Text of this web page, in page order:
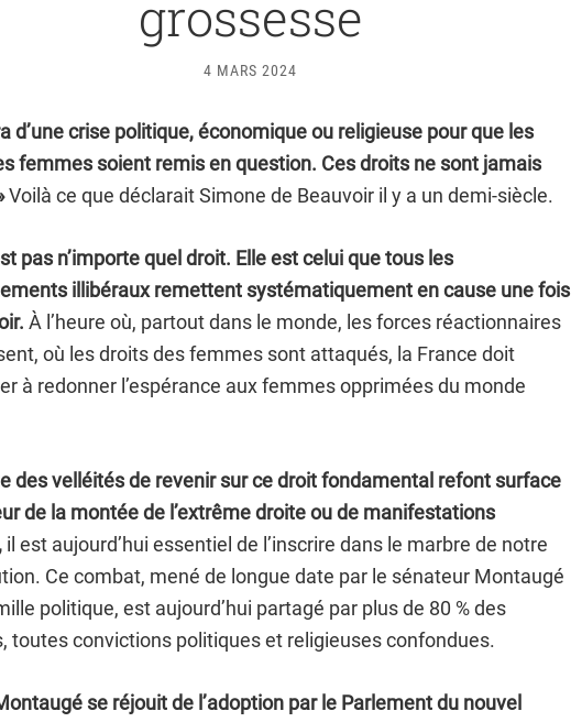
grossesse
4 MARS 2024
d’une crise politique, économique ou religieuse pour que les
femmes soient remis en question. Ces droits ne sont jamais
Voilà ce que déclarait Simone de Beauvoir il y a un demi-siècle.
pas n’importe quel droit. Elle est celui que tous les
illibéraux remettent systématiquement en cause une fois
À l’heure où, partout dans le monde, les forces réactionnaires
où les droits des femmes sont attaqués, la France doit
à redonner l’espérance aux femmes opprimées du monde
des velléités de revenir sur ce droit fondamental refont surface
de la montée de l’extrême droite ou de manifestations
il est aujourd’hui essentiel de l’inscrire dans le marbre de notre
Ce combat, mené de longue date par le sénateur Montaugé
politique, est aujourd’hui partagé par plus de 80 % des
toutes convictions politiques et religieuses confondues.
se réjouit de l’adoption par le Parlement du nouvel